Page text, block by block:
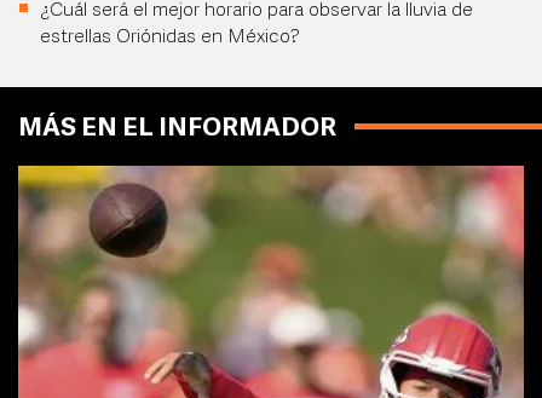
¿Cuál será el mejor horario para observar la lluvia de
estrellas Oriónidas en México?
MÁS EN EL INFORMADOR